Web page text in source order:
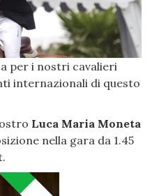
per i nostri cavalieri
internazionali di questo
Luca Maria Moneta
nella gara da 1.45